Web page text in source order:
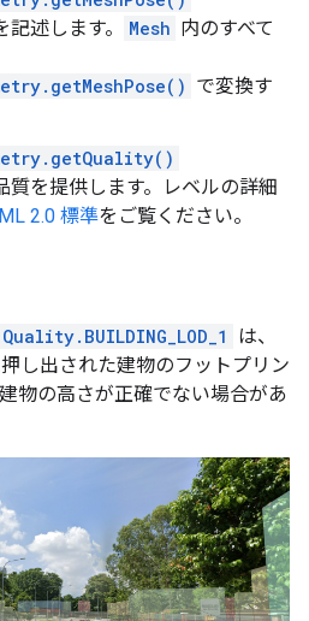
述します。
Mesh 内のすべて
で変換す
質を提供します。レベルの詳細
2.0 標準をご覧ください。
は、
し出された建物のフットプリン
物の高さが正確でない場合があ